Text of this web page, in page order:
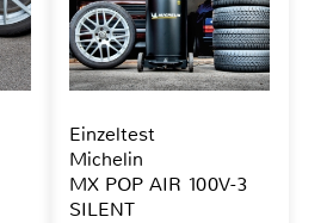
Einzeltest
Michelin
MX POP AIR 100V-3
SILENT